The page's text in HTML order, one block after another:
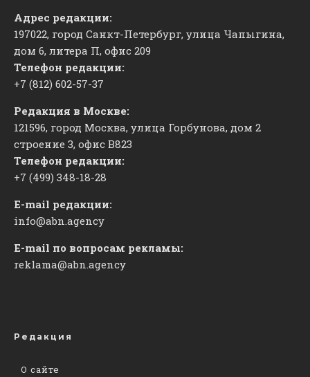
Адрес редакции:
197022, город Санкт-Петербург, улица Чапыгина,
дом 6, литера П, офис 209
Телефон редакции:
+7 (812) 602-57-37
Редакция в Москве:
121596, город Москва, улица Горбунова, дом 2
строение 3, офис ​В823
Телефон редакции:
+7 (499) 348-18-28
E-mail редакции:
info@abn.agency
E-mail по вопросам рекламы:
reklama@abn.agency
Редакция
О сайте